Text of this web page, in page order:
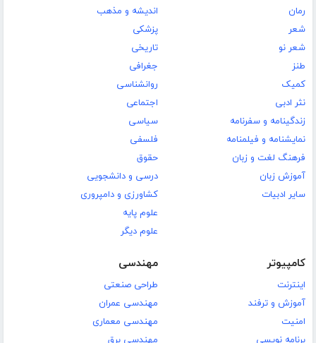
رمان
شعر
شعر نو
طنز
کمیک
نثر ادبی
زندگینامه و سفرنامه
نمایشنامه و فیلمنامه
فرهنگ لغت و زبان
آموزش زبان
سایر ادبیات
اندیشه و مذهب
پزشکی
تاریخی
جغرافی
روانشناسی
اجتماعی
سیاسی
فلسفی
حقوق
درسی و دانشجویی
کشاورزی و دامپروری
علوم پایه
علوم دیگر
کامپیوتر
اینترنت
آموزش و ترفند
امنیت
برنامه نویسی
مهندسی
طراحی صنعتی
مهندسی عمران
مهندسی معماری
مهندسی برق